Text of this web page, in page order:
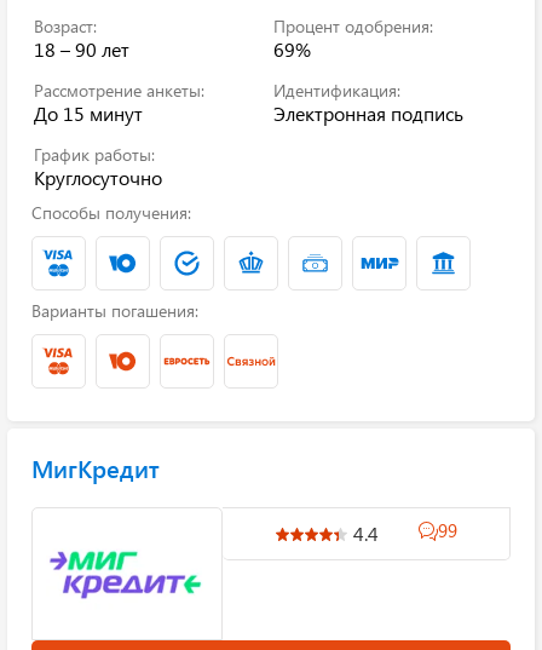
Возраст:
18 – 90 лет
Процент одобрения:
69%
Рассмотрение анкеты:
До 15 минут
Идентификация:
Электронная подпись
График работы:
Круглосуточно
Способы получения:
Варианты погашения:
МигКредит
4.4 99